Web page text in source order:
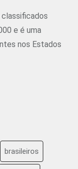
classificados
e é uma
nos Estados
brasileiros